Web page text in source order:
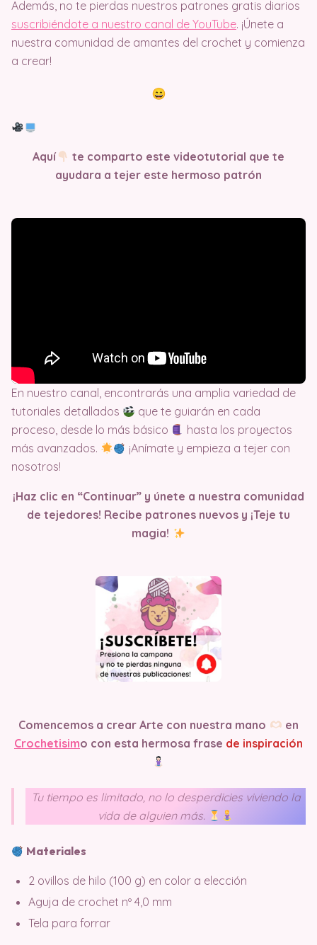
Además, no te pierdas nuestros patrones gratis diarios
suscribiéndote a nuestro canal de YouTube. ¡Únete a
nuestra comunidad de amantes del crochet y comienza
a crear!
Aquí
te comparto este videotutorial que te
ayudara a tejer este hermoso patrón
En nuestro canal, encontrarás una amplia variedad de
tutoriales detallados
que te guiarán en cada
proceso, desde lo más básico
hasta los proyectos
más avanzados.
¡Anímate y empieza a tejer con
nosotros!
¡Haz clic en “Continuar” y únete a nuestra comunidad
de tejedores! Recibe patrones nuevos y ¡Teje tu
magia!
Comencemos a crear Arte con nuestra mano
en
Crochetisimo con esta hermosa frase de inspiración
Tu tiempo es limitado, no lo desperdicies viviendo la
vida de alguien más.
Materiales
2 ovillos de hilo (100 g) en color a elección
Aguja de crochet nº 4,0 mm
Tela para forrar